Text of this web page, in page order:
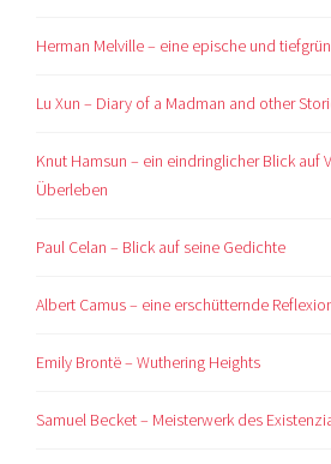
Herman Melville – eine epische und
Lu Xun – Diary of a Madman and other
Knut Hamsun – ein eindringlicher Blick auf
Überleben
Paul Celan – Blick auf seine Gedichte
Albert Camus – eine erschütternde
Emily Brontë – Wuthering Heights
Samuel Becket – Meisterwerk des